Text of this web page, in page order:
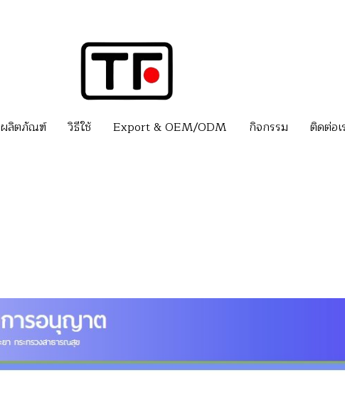
ผลิตภัณฑ์ วิธีใช้ Export & OEM/ODM กิจกรรม ติดต่อเ